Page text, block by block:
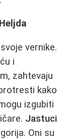
vernike.
i
zahtevaju
kako
izgubiti
Jastuci
Oni su